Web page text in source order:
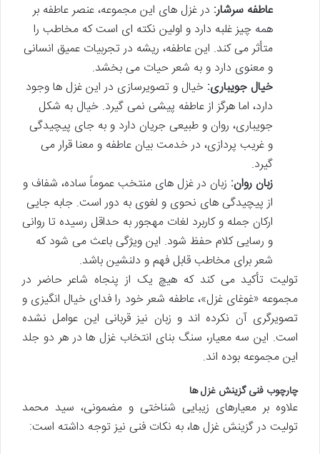
عاطفه سرشار: در غزل های این مجموعه، عنصر عاطفه بر
همه چیز غلبه دارد و اولین نکته ای است که مخاطب را
متأثر می کند. این عاطفه، ریشه در تجربیات عمیق انسانی
و معنوی دارد و به شعر حیات می بخشد.
خیال جویباری: خیال و تصویرسازی در این غزل ها وجود
دارد، اما هرگز از عاطفه پیشی نمی گیرد. خیال به شکل
جویباری، روان و طبیعی جریان دارد و به جای پیچیدگی
و غریب پردازی، در خدمت بیان عاطفه و معنا قرار می
گیرد.
زبان روان: زبان در غزل های منتخب عموماً ساده، شفاف و
از پیچیدگی های نحوی و لغوی به دور است. جابه جایی
ارکان جمله و کاربرد لغات مهجور به حداقل رسیده تا روانی
و رسایی کلام حفظ شود. این ویژگی باعث می شود که
شعر برای مخاطب قابل فهم و دلنشین باشد.
تولیت تأکید می کند که هیچ یک از پنجاه شاعر حاضر در
مجموعه «غوغای غزل»، عاطفه شعر خود را فدای خیال انگیزی و
تصویرگری آن نکرده اند و زبان نیز قربانی این عوامل نشده
است. این سه معیار، سنگ بنای انتخاب غزل ها در هر دو جلد
این مجموعه بوده اند.
چارچوب فنی گزینش غزل ها
علاوه بر معیارهای زیبایی شناختی و مضمونی، سید محمد
تولیت در گزینش غزل ها، به نکات فنی نیز توجه داشته است: